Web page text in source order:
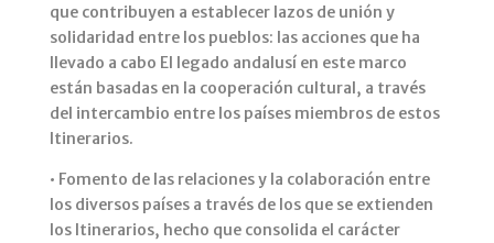
que contribuyen a establecer lazos de unión y
solidaridad entre los pueblos: las acciones que ha
llevado a cabo El legado andalusí en este marco
están basadas en la cooperación cultural, a través
del intercambio entre los países miembros de estos
Itinerarios.
• Fomento de las relaciones y la colaboración entre
los diversos países a través de los que se extienden
los Itinerarios, hecho que consolida el carácter